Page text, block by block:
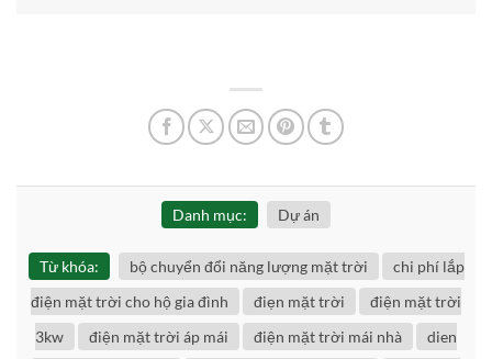
Danh mục: Dự án
Từ khóa: bộ chuyển đổi năng lượng mặt trời
chi phí lắp
điện mặt trời cho hộ gia đình
điẹn mặt trời
điện mặt trời
3kw
điện mặt trời áp mái điện mặt trời mái nhà
dien